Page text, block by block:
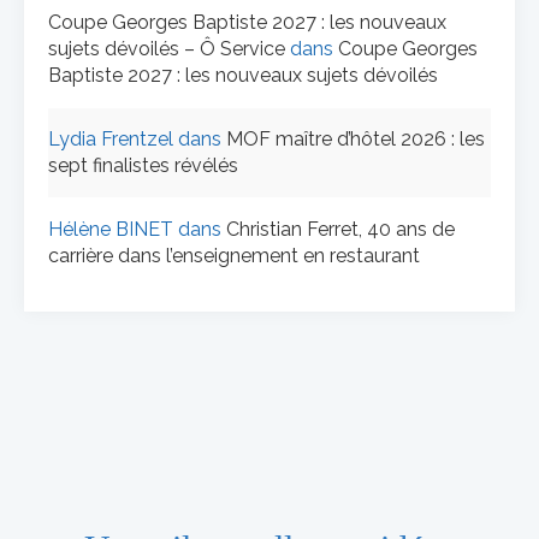
Coupe Georges Baptiste 2027 : les nouveaux
sujets dévoilés – Ô Service dans Coupe Georges
Baptiste 2027 : les nouveaux sujets dévoilés
Lydia Frentzel dans MOF maître d’hôtel 2026 : les
sept finalistes révélés
Hélène BINET dans Christian Ferret, 40 ans de
carrière dans l’enseignement en restaurant